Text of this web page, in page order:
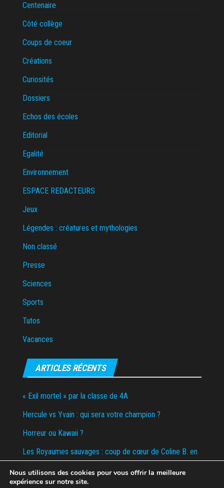
Centenaire
Côté collège
Coups de coeur
Créations
Curiosités
Dossiers
Echos des écoles
Editorial
Egalité
Environnement
ESPACE REDACTEURS
Jeux
Légendes : créatures et mythologies
Non classé
Presse
Sciences
Sports
Tutos
Vacances
ARTICLES RÉCENTS
« Exil mortel » par la classe de 4A
Hercule vs Yvain : qui sera votre champion ?
Horreur ou Kawaii ?
Les Royaumes sauvages : coup de cœur de Coline B. en
Tombola de la boum du collège – Appel aux dons
Nous utilisons des cookies pour vous offrir la meilleure
expérience sur notre site.